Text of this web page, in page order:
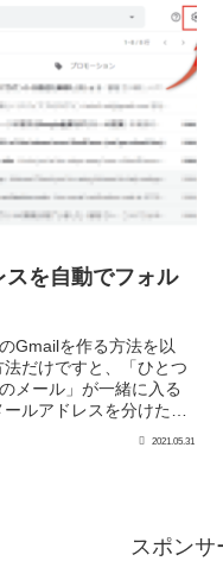
を自動でフォル
Gmailを作る方法を以
だけですと、「ひとつ
メール」が一緒に入る
ルアドレスを分けたの
2021.05.31
スポンサ